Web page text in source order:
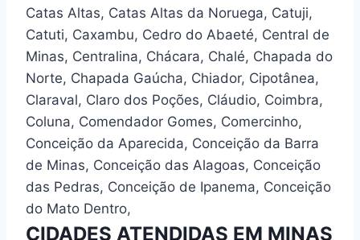
Catas Altas, Catas Altas da Noruega, Catuji,
Catuti, Caxambu, Cedro do Abaeté, Central de
Minas, Centralina, Chácara, Chalé, Chapada do
Norte, Chapada Gaúcha, Chiador, Cipotânea,
Claraval, Claro dos Poções, Cláudio, Coimbra,
Coluna, Comendador Gomes, Comercinho,
Conceição da Aparecida, Conceição da Barra
de Minas, Conceição das Alagoas, Conceição
das Pedras, Conceição de Ipanema, Conceição
do Mato Dentro,
CIDADES ATENDIDAS EM MINAS